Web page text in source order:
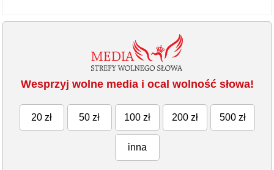
Wesprzyj wolne media i ocal wolność słowa!
20 zł 50 zł 100 zł 200 zł 500 zł
inna